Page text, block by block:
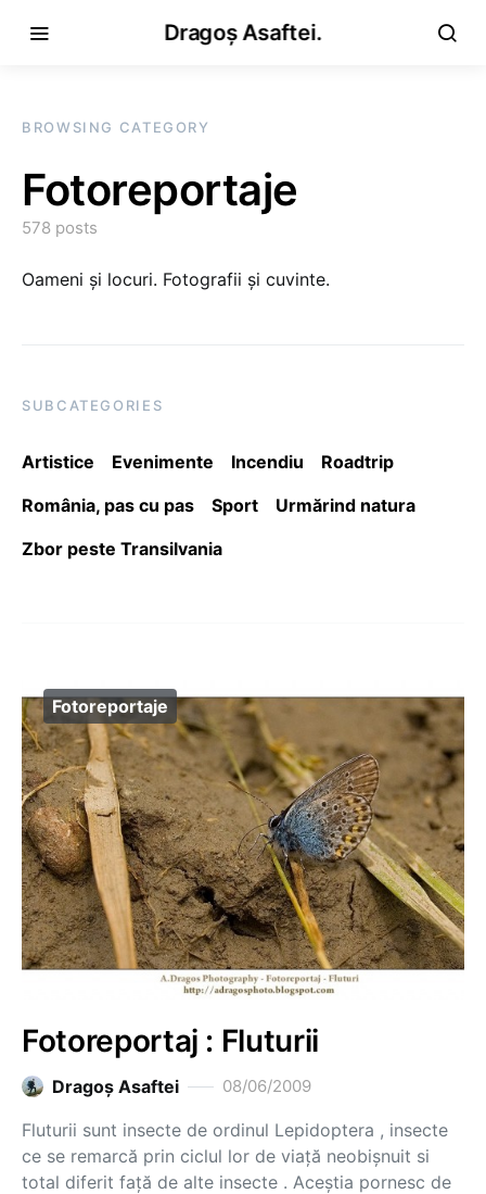
Dragoș Asaftei.
BROWSING CATEGORY
Fotoreportaje
578 posts
Oameni și locuri. Fotografii și cuvinte.
SUBCATEGORIES
Artistice Evenimente Incendiu
Roadtrip
România, pas cu pas
Sport
Urmărind natura
Zbor peste Transilvania
Fotoreportaje
Fotoreportaj : Fluturii
Dragoş Asaftei 08/06/2009
Fluturii sunt insecte de ordinul Lepidoptera , insecte
ce se remarcă prin ciclul lor de viaţă neobişnuit si
total diferit faţă de alte insecte . Aceştia pornesc de